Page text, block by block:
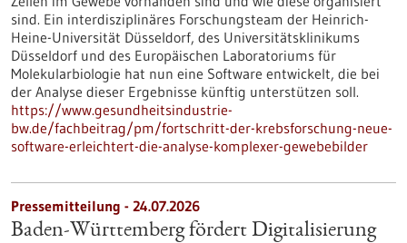
sind. Ein interdisziplinäres Forschungsteam der Heinrich-
Heine-Universität Düsseldorf, des Universitätsklinikums
Düsseldorf und des Europäischen Laboratoriums für
Molekularbiologie hat nun eine Software entwickelt, die bei
der Analyse dieser Ergebnisse künftig unterstützen soll.
https://www.gesundheitsindustrie-
bw.de/fachbeitrag/pm/fortschritt-der-krebsforschung-neue-
software-erleichtert-die-analyse-komplexer-gewebebilder
Pressemitteilung - 24.07.2026
Baden-Württemberg fördert Digitalisierung